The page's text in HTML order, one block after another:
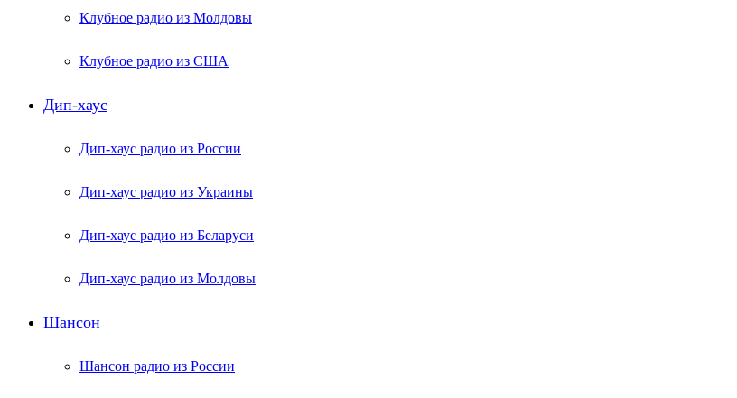
Клубное радио из Молдовы
Клубное радио из США
Дип-хаус
Дип-хаус радио из России
Дип-хаус радио из Украины
Дип-хаус радио из Беларуси
Дип-хаус радио из Молдовы
Шансон
Шансон радио из России